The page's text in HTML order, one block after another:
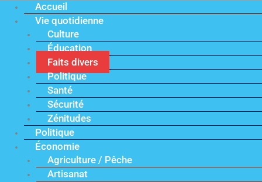
Accueil
Vie quotidienne
Culture
Éducation
Faits divers
Politique
Santé
Sécurité
Zénitudes
Politique
Économie
Agriculture / Pêche
Artisanat